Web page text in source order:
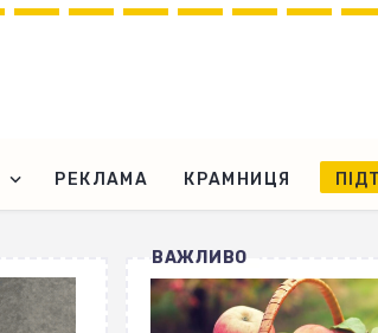
РЕКЛАМА КРАМНИЦЯ
ВАЖЛИВО